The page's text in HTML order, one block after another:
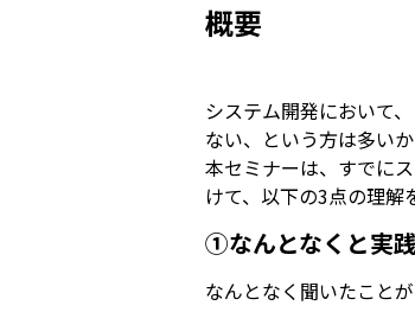
概要
システム開発において
ない、という方は多いか
本セミナーは、すでに
けて、以下の3点の理解
①なんとなくと実
なんとなく聞いたこと